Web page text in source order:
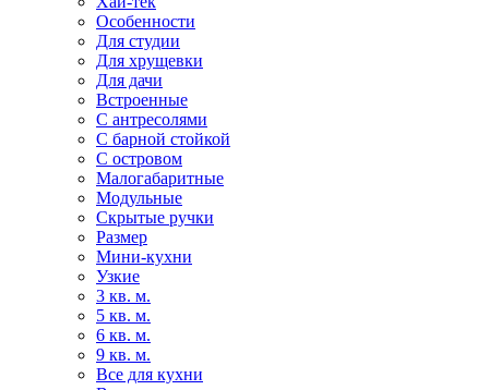
Особенности
Для студии
Для хрущевки
Для дачи
Встроенные
С антресолями
С барной стойкой
С островом
Малогабаритные
Модульные
Скрытые ручки
Размер
Мини-кухни
Узкие
3 кв. м.
5 кв. м.
6 кв. м.
9 кв. м.
Все для кухни